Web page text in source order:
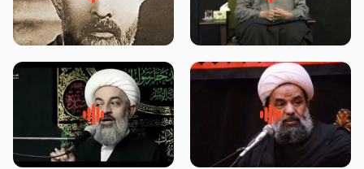
لقب حضرت رقیه سلام الله علیها به
چه معناست – حجت الاسلام علوی
روضه‌ی مجلس یزید ملعون و
اسارت اهل‌بیت علیهم‌السلام –
محدث زاده
سلام جوانی که امام حسین علیه
السلام خودش جوابش را دادند
زیارتی که اسباب رزق زیاد و عمر
طولانی است حجت السلام حسین